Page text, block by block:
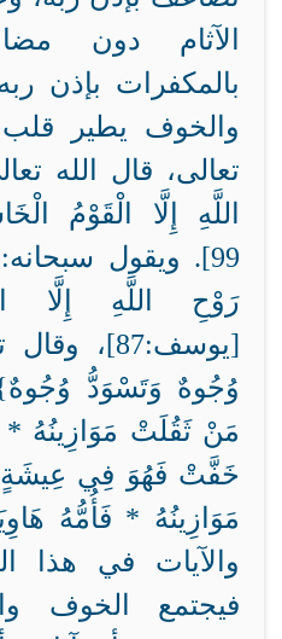
الآثام دون
بالمكفرات بإذن
والخوف يطير قلب
تعالى، قال الله
اللَّهِ إِلَّا الْقَوْمُ
99]. ويقول
رَوْحِ اللَّهِ إِلَّا
[يوسف:87]،
وُجُوهٌ وَتَسْوَدُّ
مَنْ ثَقُلَتْ مَوَازِينُهُ *
فَهُوَ فِي خَفَّتْ
والآيات في هذا
فيجتمع الخوف